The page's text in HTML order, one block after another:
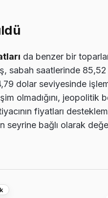
da benzer bir
sabah saatlerinde
dolar seviyesinde
olmadığını, jeopolitik
fiyatları
seyrine bağlı olarak